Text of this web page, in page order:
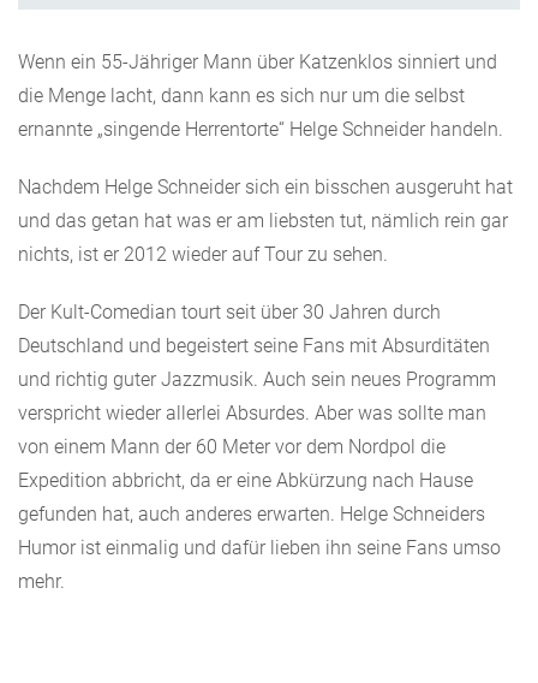
Wenn ein 55-Jähriger Mann über Katzenklos sinniert und
die Menge lacht, dann kann es sich nur um die selbst
ernannte „singende Herrentorte“ Helge Schneider handeln.
Nachdem Helge Schneider sich ein bisschen ausgeruht hat
und das getan hat was er am liebsten tut, nämlich rein gar
nichts, ist er 2012 wieder auf Tour zu sehen.
Der Kult-Comedian tourt seit über 30 Jahren durch
Deutschland und begeistert seine Fans mit Absurditäten
und richtig guter Jazzmusik. Auch sein neues Programm
verspricht wieder allerlei Absurdes. Aber was sollte man
von einem Mann der 60 Meter vor dem Nordpol die
Expedition abbricht, da er eine Abkürzung nach Hause
gefunden hat, auch anderes erwarten. Helge Schneiders
Humor ist einmalig und dafür lieben ihn seine Fans umso
mehr.